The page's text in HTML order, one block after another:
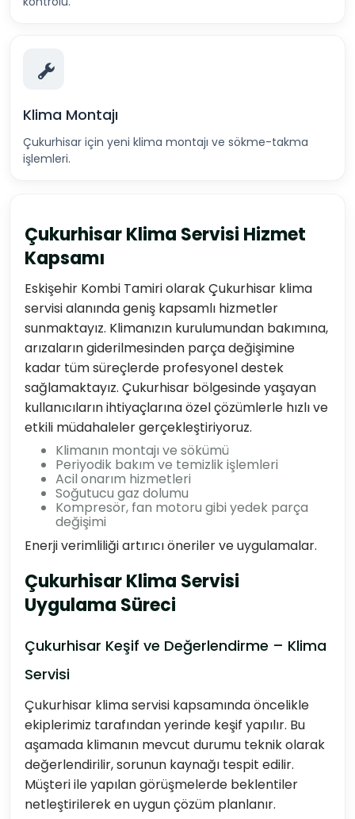
Klima Montajı
Çukurhisar için yeni klima montajı ve sökme-takma
işlemleri.
Çukurhisar Klima Servisi Hizmet
Kapsamı
Eskişehir Kombi Tamiri olarak Çukurhisar klima
servisi alanında geniş kapsamlı hizmetler
sunmaktayız. Klimanızın kurulumundan bakımına,
arızaların giderilmesinden parça değişimine
kadar tüm süreçlerde profesyonel destek
sağlamaktayız. Çukurhisar bölgesinde yaşayan
kullanıcıların ihtiyaçlarına özel çözümlerle hızlı ve
etkili müdahaleler gerçekleştiriyoruz.
Klimanın montajı ve sökümü
Periyodik bakım ve temizlik işlemleri
Acil onarım hizmetleri
Soğutucu gaz dolumu
Kompresör, fan motoru gibi yedek parça
değişimi
Enerji verimliliği artırıcı öneriler ve uygulamalar.
Çukurhisar Klima Servisi
Uygulama Süreci
Çukurhisar Keşif ve Değerlendirme – Klima
Servisi
Çukurhisar klima servisi kapsamında öncelikle
ekiplerimiz tarafından yerinde keşif yapılır. Bu
aşamada klimanın mevcut durumu teknik olarak
değerlendirilir, sorunun kaynağı tespit edilir.
Müşteri ile yapılan görüşmelerde beklentiler
netleştirilerek en uygun çözüm planlanır.